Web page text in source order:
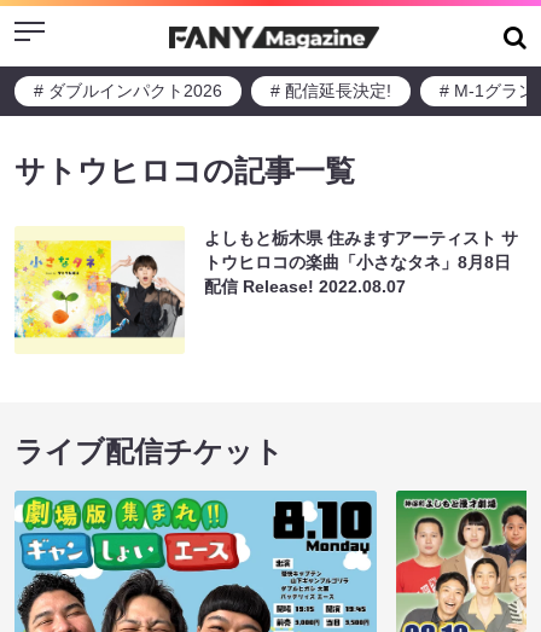
Menu
# ダブルインパクト2026 # 配信延長決定! # M-1グラン
サトウヒロコの記事一覧
よしもと栃木県 住みますアーティスト サ
トウヒロコの楽曲「小さなタネ」8月8日
配信 Release!2022.08.07
ライブ配信チケット